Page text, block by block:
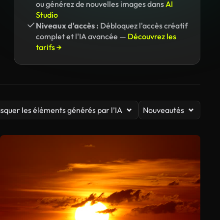
ou générez de nouvelles images dansAI
Studio
Niveaux d'accès : Débloquez l'accès créatif
complet et l'IA avancée — Découvrez les
tarifs →
les éléments générés par l’IA Nouveautés